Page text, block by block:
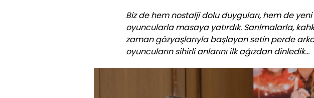
Biz de hem nostalji dolu duyguları, hem de
oyuncularla masaya yatırdık. Sarılmalarla,
zaman gözyaşlarıyla başlayan setin perde
oyuncuların sihirli anlarını ilk ağızdan dinledik...